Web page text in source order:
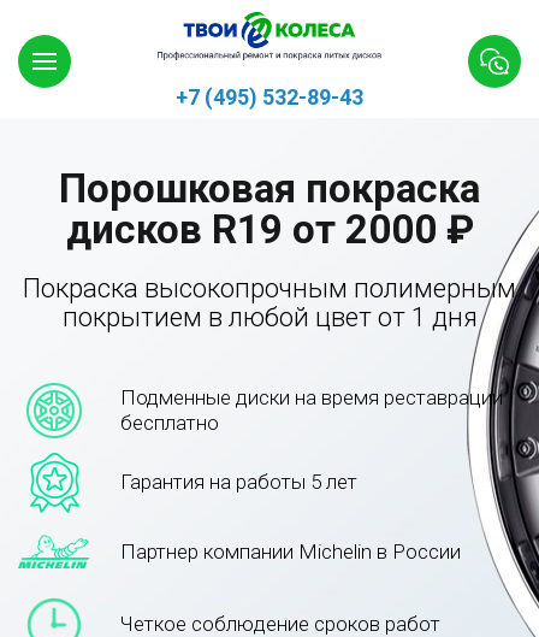
+7 (495) 532-89-43
Порошковая покраска
дисков R19 от 2000 ₽
Покраска высокопрочным полимерным
покрытием в любой цвет от 1 дня
Подменные диски на время реставрации
бесплатно
Гарантия на работы 5 лет
Партнер компании Michelin в России
Четкое соблюдение сроков работ